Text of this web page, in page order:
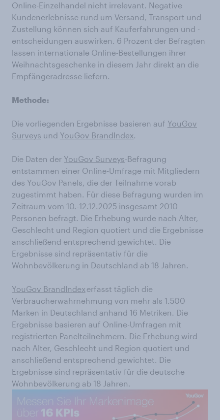
Online-Einzelhandel nicht irrelevant. Negative
Kundenerlebnisse rund um Versand, Transport und
Zustellung können sich auf Kauferfahrungen und -
entscheidungen auswirken. 6 Prozent der Befragten
lassen internationale Online-Bestellungen ihrer
Weihnachtsgeschenke in diesem Jahr direkt an die
Empfängeradresse liefern.
Methode:
Die vorliegenden Ergebnisse basieren auf YouGov
Surveys und YouGov BrandIndex.
Die Daten der YouGov Surveys-Befragung
entstammen einer Online-Umfrage mit Mitgliedern
des YouGov Panels, die der Teilnahme vorab
zugestimmt haben. Für diese Befragung wurden im
Zeitraum vom 10.-12.12.2025 insgesamt 2010
Personen befragt. Die Erhebung wurde nach Alter,
Geschlecht und Region quotiert und die Ergebnisse
anschließend entsprechend gewichtet. Die
Ergebnisse sind repräsentativ für die
Wohnbevölkerung in Deutschland ab 18 Jahren.
YouGov BrandIndex erfasst täglich die
Verbraucherwahrnehmung von mehr als 1.500
Marken in Deutschland anhand 16 Metriken. Die
Ergebnisse basieren auf Online-Umfragen mit
registrierten Panelteilnehmern. Die Erhebung wird
nach Alter, Geschlecht und Region quotiert und
anschließend entsprechend gewichtet. Die
Ergebnisse sind repräsentativ für die deutsche
Wohnbevölkerung ab 18 Jahren.